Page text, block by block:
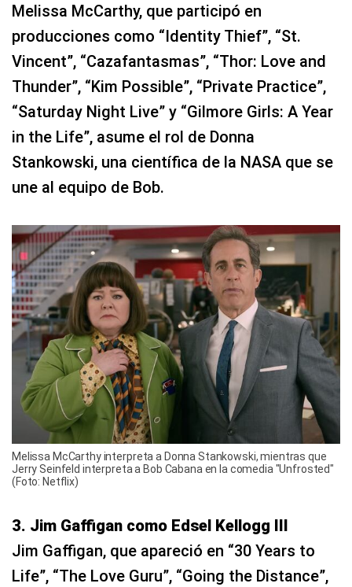
Melissa McCarthy, que participó en
producciones como “Identity Thief”, “St.
Vincent”, “Cazafantasmas”, “Thor: Love and
Thunder”, “Kim Possible”, “Private Practice”,
“Saturday Night Live” y “Gilmore Girls: A Year
in the Life”, asume el rol de Donna
Stankowski, una científica de la NASA que se
une al equipo de Bob.
Melissa McCarthy interpreta a Donna Stankowski, mientras que
Jerry Seinfeld interpreta a Bob Cabana en la comedia "Unfrosted"
(Foto: Netflix)
3. Jim Gaffigan como Edsel Kellogg III
Jim Gaffigan, que apareció en “30 Years to
Life”, “The Love Guru”, “Going the Distance”,